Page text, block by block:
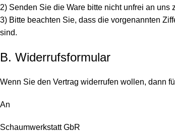
2) Senden Sie die Ware bitte nicht unfrei an uns
3) Bitte beachten Sie, dass die vorgenannten
sind.
B. Widerrufsformular
Wenn Sie den Vertrag widerrufen wollen, dann
An
Schaumwerkstatt GbR